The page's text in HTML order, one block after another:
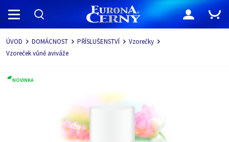
Navigace
ÚVOD DOMÁCNOST PŘÍSLUŠENSTVÍ
Vzorečky
Vzoreček vůně aviváže
NOVINKA